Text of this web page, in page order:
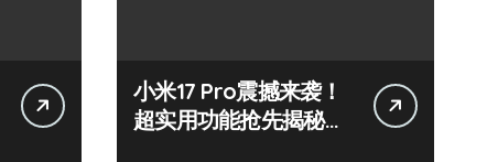
小米17 Pro震撼来袭！
超实用功能抢先揭秘，